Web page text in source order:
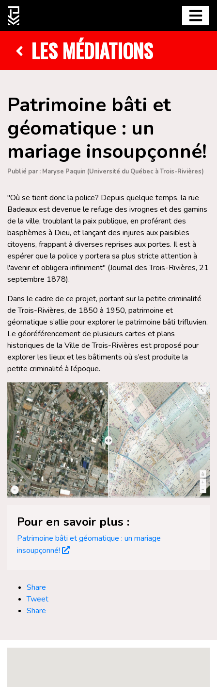
LES MÉDIATIONS
Patrimoine bâti et
géomatique : un
mariage insoupçonné!
Publié par : Maryse Paquin (Université du Québec à Trois-Rivières)
"Où se tient donc la police? Depuis quelque temps, la rue
Badeaux est devenue le refuge des ivrognes et des gamins
de la ville, troublant la paix publique, en proférant des
basphèmes à Dieu, et lançant des injures aux paisibles
citoyens, frappant à diverses reprises aux portes. Il est à
espérer que la police y portera sa plus stricte attention à
l'avenir et obligera infiniment" (Journal des Trois-Rivières, 21
septembre 1878).
Dans le cadre de ce projet, portant sur la petite criminalité
de Trois-Rivières, de 1850 à 1950, patrimoine et
géomatique s’allie pour explorer le patrimoine bâti trifluvien.
Le géoréférencement de plusieurs cartes et plans
historiques de la Ville de Trois-Rivières est proposé pour
explorer les lieux et les bâtiments où s’est produite la
petite criminalité à l’époque.
Pour en savoir plus :
Patrimoine bâti et géomatique : un mariage
insoupçonné!
Share
Tweet
Share